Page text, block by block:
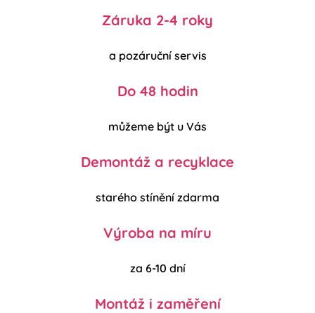
Záruka 2-4 roky
a pozáruční servis
Do 48 hodin
můžeme být u Vás
Demontáž a recyklace
starého stínění zdarma
Výroba na míru
za 6-10 dní
Montáž i zaměření